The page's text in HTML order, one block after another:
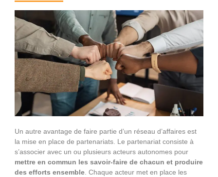
Un autre avantage de faire partie d’un réseau d’affaires est
la mise en place de partenariats. Le partenariat consiste à
s’associer avec un ou plusieurs acteurs autonomes pour
mettre en commun les savoir-faire de chacun et produire
des efforts ensemble . Chaque acteur met en place les